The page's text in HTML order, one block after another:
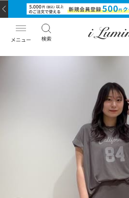
メニュー 検索